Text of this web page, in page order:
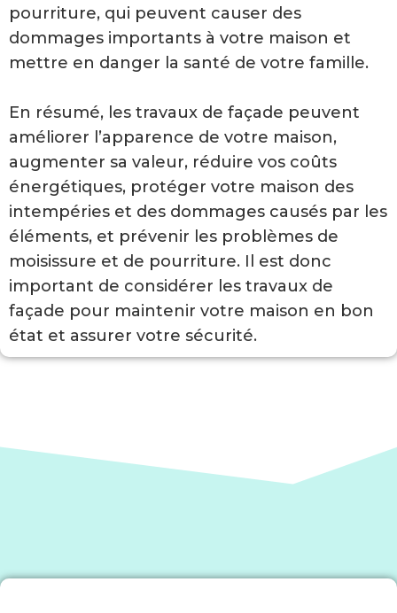
pourriture, qui peuvent causer des
dommages importants à votre maison et
mettre en danger la santé de votre famille.
En résumé, les travaux de façade peuvent
améliorer l’apparence de votre maison,
augmenter sa valeur, réduire vos coûts
énergétiques, protéger votre maison des
intempéries et des dommages causés par les
éléments, et prévenir les problèmes de
moisissure et de pourriture. Il est donc
important de considérer les travaux de
façade pour maintenir votre maison en bon
état et assurer votre sécurité.